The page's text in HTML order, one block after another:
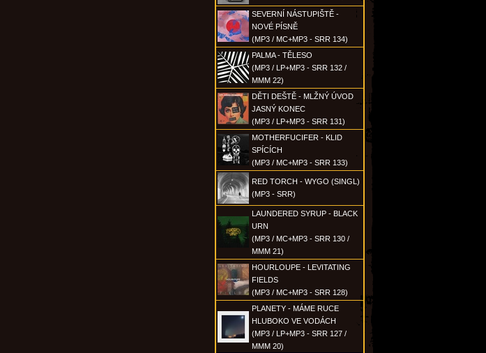
SEVERNÍ NÁSTUPIŠTĚ -
NOVÉ PÍSNĚ
(MP3 / MC+MP3 - SRR 134)
PALMA - TĚLESO
(MP3 / LP+MP3 - SRR 132 /
MMM 22)
DĚTI DEŠTĚ - MLŽNÝ ÚVOD
JASNÝ KONEC
(MP3 / LP+MP3 - SRR 131)
MOTHERFUCIFER - KLID
SPÍCÍCH
(MP3 / MC+MP3 - SRR 133)
RED TORCH - WYGO (SINGL)
(MP3 - SRR)
LAUNDERED SYRUP - BLACK
URN
(MP3 / MC+MP3 - SRR 130 /
MMM 21)
HOURLOUPE - LEVITATING
FIELDS
(MP3 / MC+MP3 - SRR 128)
PLANETY - MÁME RUCE
HLUBOKO VE VODÁCH
(MP3 / LP+MP3 - SRR 127 /
MMM 20)